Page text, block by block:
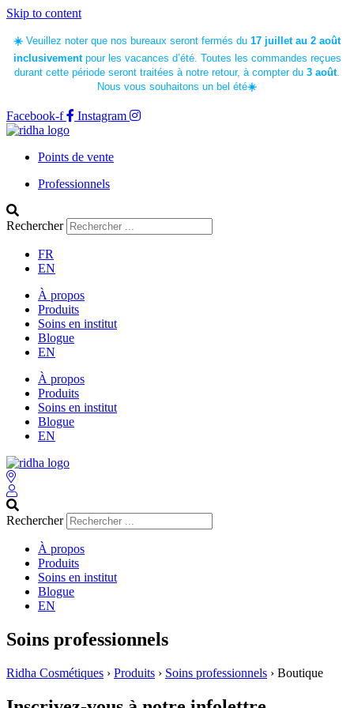
Skip to content
☀️ Veuillez noter que nos bureaux seront fermés du 17 juillet au 2 août
inclusivementpour les vacances d’été. Toutes les commandes reçues
durant cette période seront traitées à notre retour, à compter du 3 août.
Nous vous souhaitons un bel été☀️
Facebook-f Instagram
Points de vente
Professionnels
Rechercher
FR
EN
À propos
Produits
Soins en institut
Blogue
EN
À propos
Produits
Soins en institut
Blogue
EN
Rechercher
À propos
Produits
Soins en institut
Blogue
EN
Soins professionnels
Ridha Cosmétiques › Produits › Soins professionnels › Boutique